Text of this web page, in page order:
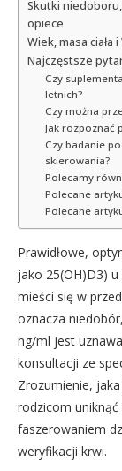
Skutki
opiece
Wiek, masa
Najczęstsze
Czy
letnich?
Czy można
Jak rozpoznać
Czy badanie
skierowania?
Polecamy
Polecane
Polecane
Prawidłowe,
jako 25(OH)D3)
mieści się w
oznacza
ng/ml jest
konsultacji ze
Zrozumienie,
rodzicom uniknąć
faszerowaniem
weryfikacji krwi.